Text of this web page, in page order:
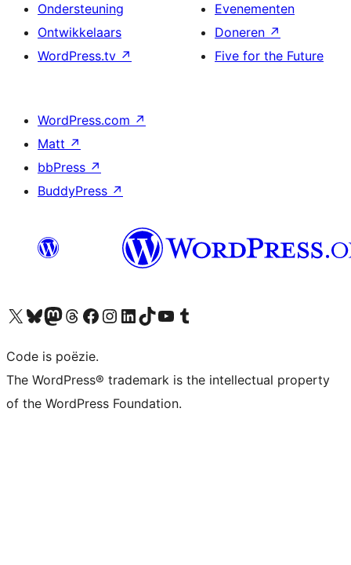
Ondersteuning
Ontwikkelaars
WordPress.tv ↗
Evenementen
Doneren ↗
Five for the Future
WordPress.com ↗
Matt ↗
bbPress ↗
BuddyPress ↗
Bezoek ons X (voorheen Twitter) account
Bezoek ons Bluesky account
Bezoek ons Mastodon account
Bezoek ons Threads account
Onze Facebook pagina bezoeken
Bezoek ons Instagram account
Bezoek ons LinkedIn account
Bezoek ons TikTok account
Bezoek ons YouTube kanaalBezoek ons Tumblr account
Code is poëzie.
The WordPress® trademark is the intellectual property
of the WordPress Foundation.